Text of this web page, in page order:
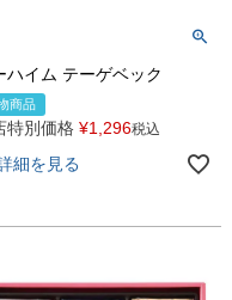
ハイム テーゲベック
商品
特別価格 ¥1,296税込
細を見る